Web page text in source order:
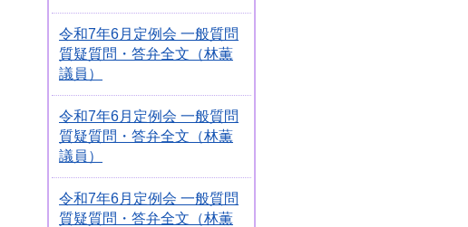
令和7年6月定例会 一般質問
質疑質問・答弁全文（林薫
議員）
令和7年6月定例会 一般質問
質疑質問・答弁全文（林薫
議員）
令和7年6月定例会 一般質問
質疑質問・答弁全文（林薫